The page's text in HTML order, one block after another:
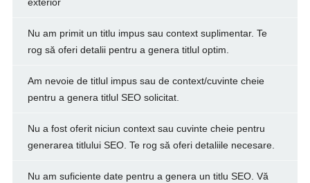
exterior
Nu am primit un titlu impus sau context suplimentar. Te
rog să oferi detalii pentru a genera titlul optim.
Am nevoie de titlul impus sau de context/cuvinte cheie
pentru a genera titlul SEO solicitat.
Nu a fost oferit niciun context sau cuvinte cheie pentru
generarea titlului SEO. Te rog să oferi detaliile necesare.
Nu am suficiente date pentru a genera un titlu SEO. Vă